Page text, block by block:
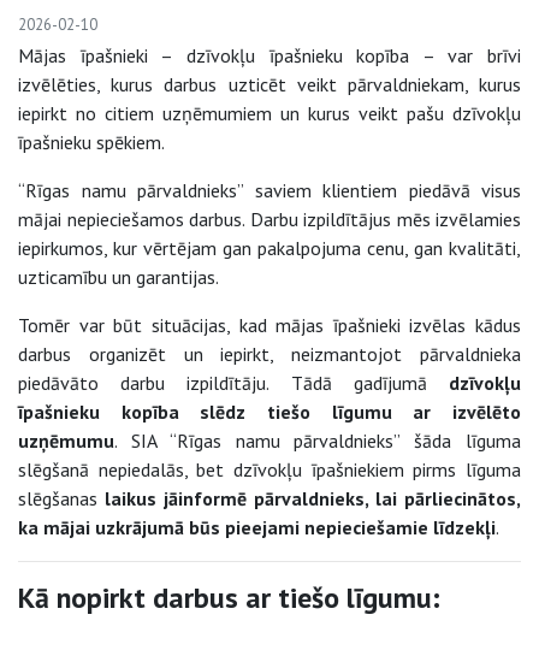
2026-02-10
Mājas īpašnieki – dzīvokļu īpašnieku kopība – var brīvi
izvēlēties, kurus darbus uzticēt veikt pārvaldniekam, kurus
iepirkt no citiem uzņēmumiem un kurus veikt pašu dzīvokļu
īpašnieku spēkiem.
“Rīgas namu pārvaldnieks” saviem klientiem piedāvā visus
mājai nepieciešamos darbus. Darbu izpildītājus mēs izvēlamies
iepirkumos, kur vērtējam gan pakalpojuma cenu, gan kvalitāti,
uzticamību un garantijas.
Tomēr var būt situācijas, kad mājas īpašnieki izvēlas kādus
darbus organizēt un iepirkt, neizmantojot pārvaldnieka
piedāvāto darbu izpildītāju. Tādā gadījumā dzīvokļu
īpašnieku kopība slēdz tiešo līgumu ar izvēlēto
uzņēmumu. SIA “Rīgas namu pārvaldnieks” šāda līguma
slēgšanā nepiedalās, bet dzīvokļu īpašniekiem pirms līguma
slēgšanas laikus jāinformē pārvaldnieks, lai pārliecinātos,
ka mājai uzkrājumā būs pieejami nepieciešamie līdzekļi.
Kā nopirkt darbus ar tiešo līgumu: